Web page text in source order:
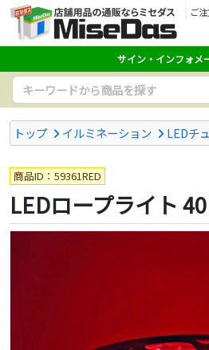
ご
サイン・インフォメ
トップ イルミネーション LEDチ
商品ID：59361RED
LEDロープライト